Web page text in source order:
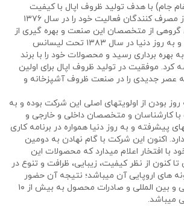
جام) با هدف تولید ظروف اپال با کیفیت
مطلوب و پاسخ به نیاز مصرف کنندگان فعالیت خود را در سال ۱۳۷۶
گروهی از متخصصان این صنعت و بهره گیری از
تکنولوژیهای پیشرفته و به روز دنیا در سال ۱۳۸۳ تحت لیسانس
بهره برداری رسید و محصولات خود را با برند
کرد. موفقیت در تولید ظروف اپال برای اولین
عصر جدیدی را در صنعت ظروف آشپزخانه و
بودن از اولویتهای اصلی این شرکت بوده و به
کارشناسان و متخصصان داخلی و خارجی و
پیشرفته و به روز دنیا همواره در برنامه کاری
اکنون این شرکت با گام نهادن به دومین
با افتخار اعلام میدارد که محصولات این
کنون از نظر کیفیت، زیبایی، ظرافت و تنوع در
های اروپایی آن میباشد؛ نتیجه آن حضور
موفق در بازارهای داخلی و بین المللی و صادرات محصول به بیش از ۱۰
میباشد.